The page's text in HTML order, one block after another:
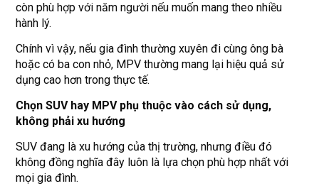
còn phù hợp với năm người nếu muốn mang theo nhiều
hành lý.
Chính vì vậy, nếu gia đình thường xuyên đi cùng ông bà
hoặc có ba con nhỏ, MPV thường mang lại hiệu quả sử
dụng cao hơn trong thực tế.
Chọn SUV hay MPV phụ thuộc vào cách sử dụng,
không phải xu hướng
SUV đang là xu hướng của thị trường, nhưng điều đó
không đồng nghĩa đây luôn là lựa chọn phù hợp nhất với
mọi gia đình.